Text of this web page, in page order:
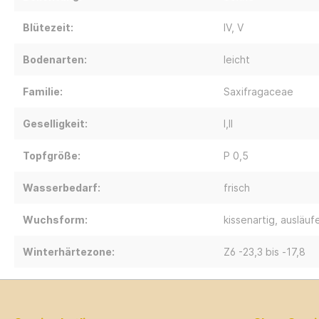
Blütezeit: IV, V
Bodenarten: leicht
Familie: Saxifragaceae
Geselligkeit: I,II
Topfgröße: P 0,5
Wasserbedarf: frisch
Wuchsform: kissenartig,
Winterhärtezone: Z6 -23,3 bis -17,8